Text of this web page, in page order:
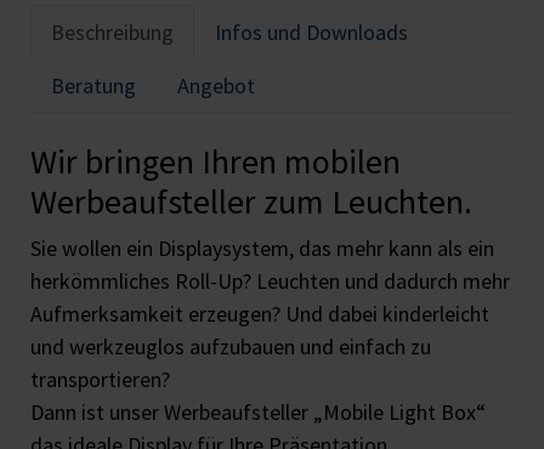
Beschreibung
Infos und Downloads
Beratung
Angebot
Wir bringen Ihren mobilen
Werbeaufsteller zum Leuchten.
Sie wollen ein Displaysystem, das mehr kann als ein
herkömmliches Roll-Up? Leuchten und dadurch mehr
Aufmerksamkeit erzeugen? Und dabei kinderleicht
und werkzeuglos aufzubauen und einfach zu
transportieren?
Dann ist unser Werbeaufsteller „Mobile Light Box“